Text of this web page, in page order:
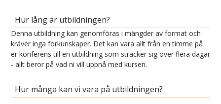
Hur lång är utbildningen?
Denna utbildning kan genomföras i mängder av format och
kräver inga förkunskaper. Det kan vara allt från en timme på
er konferens till en utbildning som sträcker sig över flera dagar
- allt beror på vad ni vill uppnå med kursen.
Hur många kan vi vara på utbildningen?